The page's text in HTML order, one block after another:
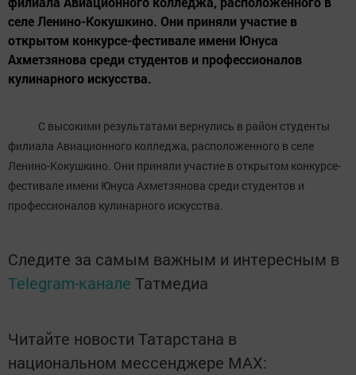
селе Ленино-Кокушкино. Они приняли участие в
открытом конкурсе-фестивале имени Юнуса
Ахметзянова среди студентов и профессионалов
кулинарного искусства.
С высокими результатами вернулись в район студенты
филиала Авиационного колледжа, расположенного в селе
Ленино-Кокушкино. Они приняли участие в открытом конкурсе-
фестивале имени Юнуса Ахметзянова среди студентов и
профессионалов кулинарного искусства.
Следите за самым важным и интересным в
Telegram-канале Татмедиа
Читайте новости Татарстана в
национальном мессенджере MАХ: